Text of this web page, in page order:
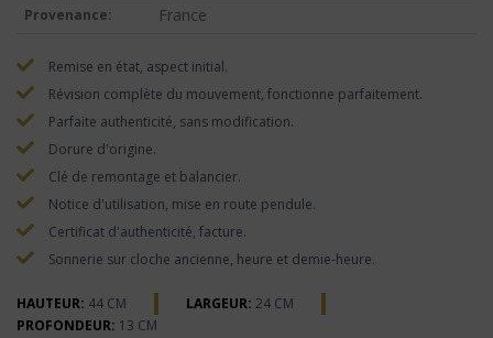
Provenance: France
Remise en état, aspect initial.
Révision complète du mouvement, fonctionne parfaitement.
Parfaite authenticité, sans modification.
Dorure d'origine.
Clé de remontage et balancier.
Notice d'utilisation, mise en route pendule.
Certificat d'authenticité, facture.
Sonnerie sur cloche ancienne, heure et demie-heure.
HAUTEUR: 44 CM LARGEUR: 24 CM
PROFONDEUR: 13 CM